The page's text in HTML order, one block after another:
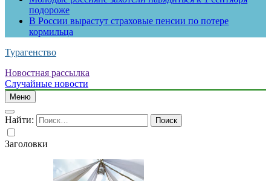
подороже
В России вырастут страховые пенсии по потере
кормильца
Турагенство
Новостная рассылка
Случайные новости
Меню
Найти:
Заголовки